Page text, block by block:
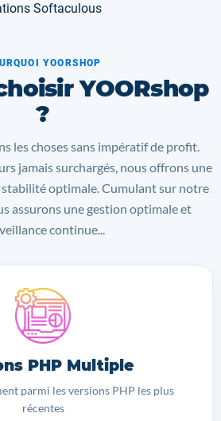
Softaculous
YOORSHOP
YOORshop
?
les choses sans impératif de profit.
jamais surchargés, nous offrons une
optimale. Cumulant sur notre
assurons une gestion optimale et
continue...
PHP Multiple
parmi les versions PHP les plus
récentes